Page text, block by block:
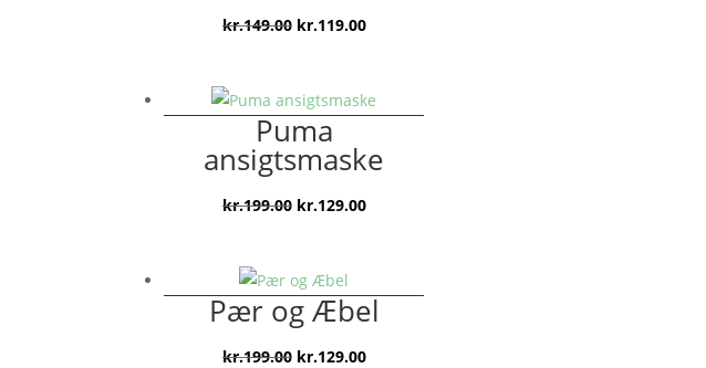
kr.149.00 Den
var:
kr.149.00.
kr.119.00Den
er:
Puma
ansigtsmaske
kr.199.00 Den
var:
kr.199.00.
kr.129.00Den
er:
kr.129.00.
Pær og Æbel
kr.199.00 Den
kr.129.00Den